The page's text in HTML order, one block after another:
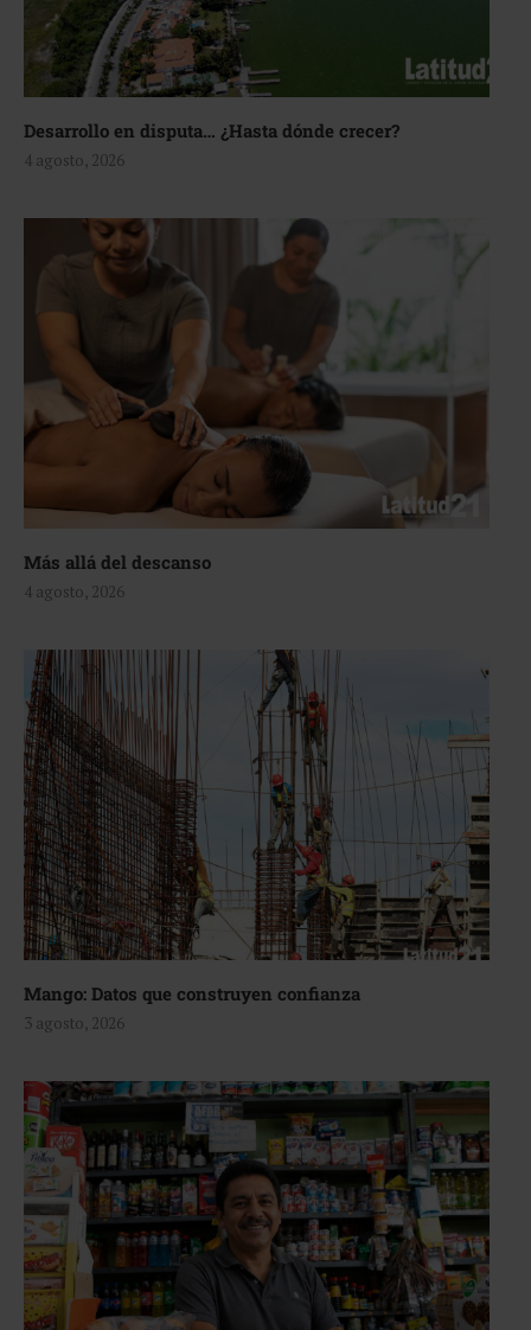
Desarrollo en disputa… ¿Hasta dónde crecer?
4 agosto, 2026
Más allá del descanso
4 agosto, 2026
Mango: Datos que construyen confianza
3 agosto, 2026